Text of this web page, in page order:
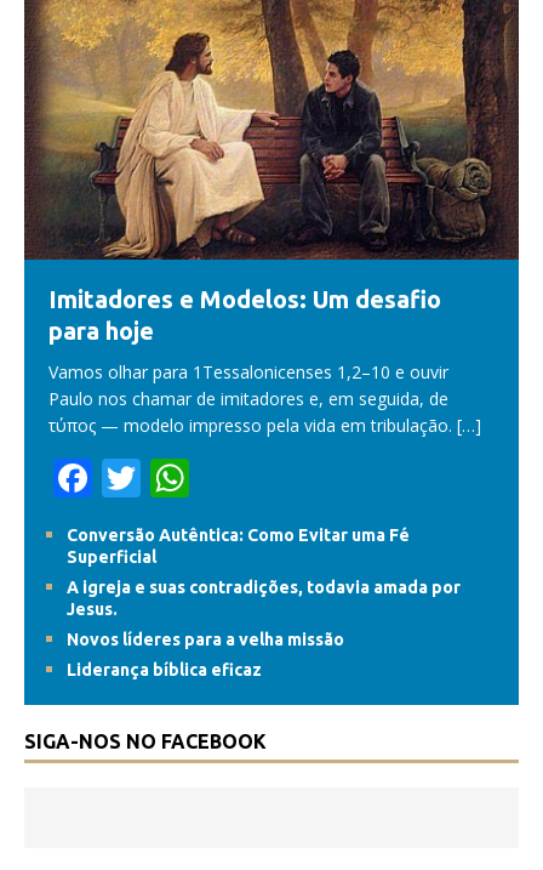
Imitadores e Modelos: Um desafio
para hoje
Vamos olhar para 1Tessalonicenses 1,2–10 e ouvir
Paulo nos chamar de imitadores e, em seguida, de
τύπος — modelo impresso pela vida em tribulação. […]
F
e
b
o
o
k
T
w
itt
er
h
at
s
A
p
p
Conversão Autêntica: Como Evitar uma Fé
Superficial
A igreja e suas contradições, todavia amada por
Jesus.
Novos líderes para a velha missão
Liderança bíblica eficaz
SIGA-NOS NO FACEBOOK